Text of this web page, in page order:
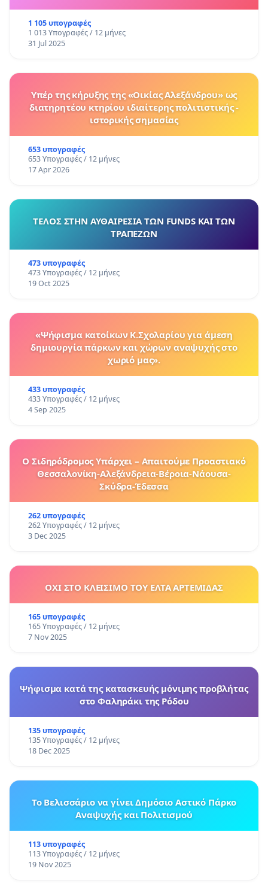
1 105 υπογραφές
1 013 Υπογραφές / 12 μήνες
31 Jul 2025
Υπέρ της κήρυξης της «Οικίας Αλεξάνδρου» ως
διατηρητέου κτηρίου ιδιαίτερης πολιτιστικής -
ιστορικής σημασίας
653 υπογραφές
653 Υπογραφές / 12 μήνες
17 Apr 2026
ΤΕΛΟΣ ΣΤΗΝ ΑΥΘΑΙΡΕΣΙΑ ΤΩΝ FUNDS ΚΑΙ ΤΩΝ
ΤΡΑΠΕΖΩΝ
473 υπογραφές
473 Υπογραφές / 12 μήνες
19 Oct 2025
«Ψήφισμα κατοίκων Κ.Σχολαρίου για άμεση
δημιουργία πάρκων και χώρων αναψυχής στο
χωριό μας».
433 υπογραφές
433 Υπογραφές / 12 μήνες
4 Sep 2025
Ο Σιδηρόδρομος Υπάρχει – Απαιτούμε Προαστιακό
Θεσσαλονίκη-Αλεξάνδρεια-Βέροια-Νάουσα-
Σκύδρα-Έδεσσα
262 υπογραφές
262 Υπογραφές / 12 μήνες
3 Dec 2025
ΟΧΙ ΣΤΟ ΚΛΕΙΣΙΜΟ ΤΟΥ ΕΛΤΑ ΑΡΤΕΜΙΔΑΣ
165 υπογραφές
165 Υπογραφές / 12 μήνες
7 Nov 2025
Ψήφισμα κατά της κατασκευής μόνιμης προβλήτας
στο Φαληράκι της Ρόδου
135 υπογραφές
135 Υπογραφές / 12 μήνες
18 Dec 2025
Το Βελισσάριο να γίνει Δημόσιο Αστικό Πάρκο
Αναψυχής και Πολιτισμού
113 υπογραφές
113 Υπογραφές / 12 μήνες
19 Nov 2025